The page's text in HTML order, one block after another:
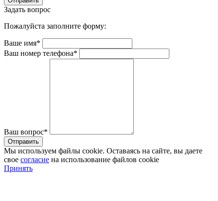
Задать вопрос
Пожалуйста заполните форму:
Ваше имя*
Ваш номер телефона*
Ваш вопрос*
Мы используем файлы cookie. Оставаясь на сайте, вы даете
свое согласие на использование файлов cookie
Принять